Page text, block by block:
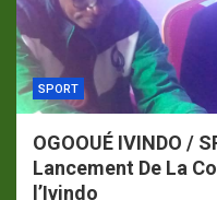
SPORT
OGOOUÉ IVINDO /
Lancement De La
l’Ivindo